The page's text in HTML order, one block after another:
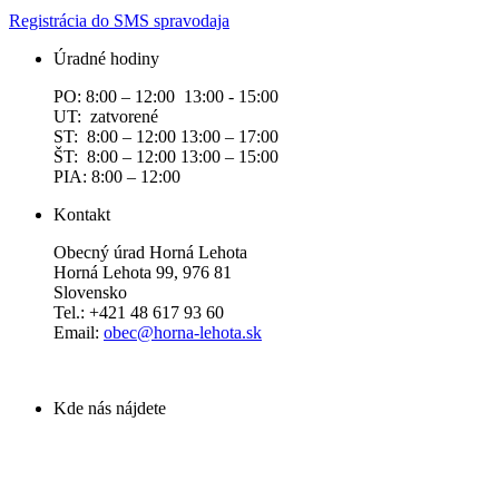
Registrácia do SMS spravodaja
Úradné hodiny
PO: 8:00 – 12:00 13:00 - 15:00
UT: zatvorené
ST: 8:00 – 12:00 13:00 – 17:00
ŠT: 8:00 – 12:00 13:00 – 15:00
PIA: 8:00 – 12:00
Kontakt
Obecný úrad Horná Lehota
Horná Lehota 99, 976 81
Slovensko
Tel.: +421 48 617 93 60
Email: obec@horna-lehota.sk
Kde nás nájdete